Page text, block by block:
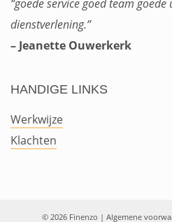
“goede service goed team
dienstverlening.”
– Jeanette Ouwerkerk
HANDIGE LINKS
Werkwijze
Klachten
© 2026 Finenzo | Algemene